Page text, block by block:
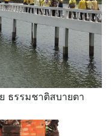
ธรรมชาติสบายตา